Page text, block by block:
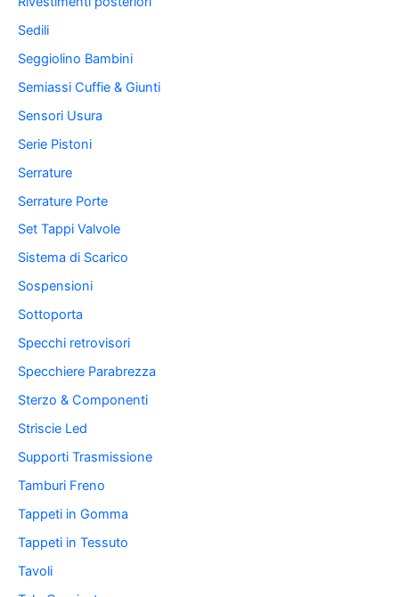
Sedili
Seggiolino Bambini
Semiassi Cuffie & Giunti
Sensori Usura
Serie Pistoni
Serrature
Serrature Porte
Set Tappi Valvole
Sistema di Scarico
Sospensioni
Sottoporta
Specchi retrovisori
Specchiere Parabrezza
Sterzo & Componenti
Striscie Led
Supporti Trasmissione
Tamburi Freno
Tappeti in Gomma
Tappeti in Tessuto
Tavoli